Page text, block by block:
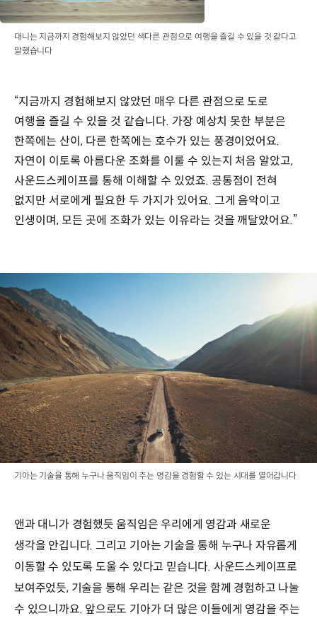
대니는 지금까지 경험해보지 않았던 색다른 관점으로 여행을 즐길 수 있을 것 같다고
말했습니다
“지금까지 경험해보지 않았던 매우 다른 관점으로 도로
여행을 즐길 수 있을 것 같습니다. 가장 예상치 못한 부분은
한쪽에는 산이, 다른 한쪽에는 호수가 있는 풍경이었어요.
자연이 이토록 아름다운 조화를 이룰 수 있는지 처음 알았고,
사운드스케이프를 통해 이해할 수 있었죠. 공통점이 전혀
없지만 서로에게 필요한 두 가지가 있어요. 그게 음악이고
인생이며, 모든 곳에 조화가 있는 이유라는 것을 깨달았어요.”
기아는 기술을 통해 누구나 움직임이 주는 영감을 경험할 수 있는 시대를 열어갑니다
앤과 대니가 경험했듯 움직임은 우리에게 영감과 새로운
생각을 안깁니다. 그리고 기아는 기술을 통해 누구나 자유롭게
이동할 수 있도록 도울 수 있다고 믿습니다. 사운드스케이프로
보여주었듯, 기술을 통해 우리는 같은 것을 함께 경험하고 나눌
수 있으니까요. 앞으로도 기아가 더 많은 이들에게 영감을 주는